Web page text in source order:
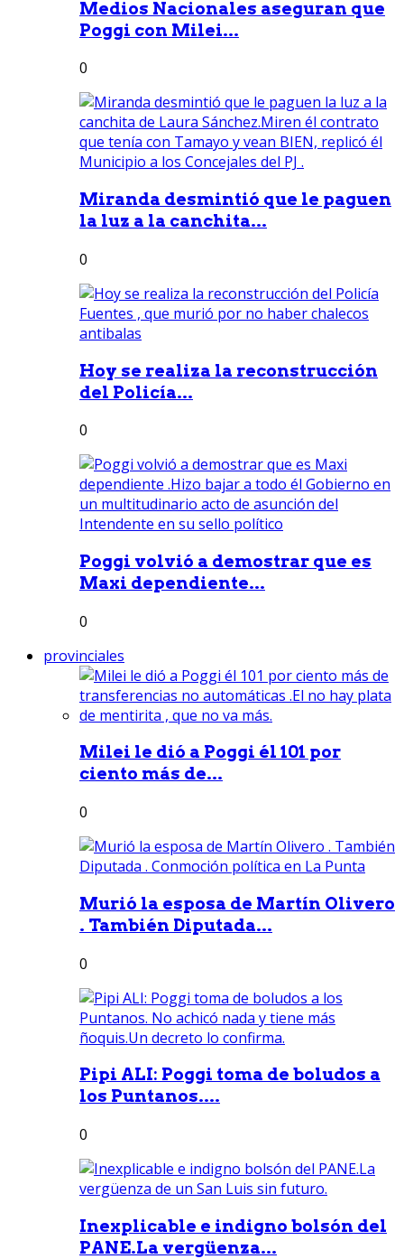
Medios Nacionales aseguran que
Poggi con Milei...
0
Miranda desmintió que le paguen
la luz a la canchita...
0
Hoy se realiza la reconstrucción
del Policía...
0
Poggi volvió a demostrar que es
Maxi dependiente...
0
provinciales
Milei le dió a Poggi él 101 por
ciento más de...
0
Murió la esposa de Martín Olivero
. También Diputada...
0
Pipi ALI: Poggi toma de boludos a
los Puntanos....
0
Inexplicable e indigno bolsón del
PANE.La vergüenza...